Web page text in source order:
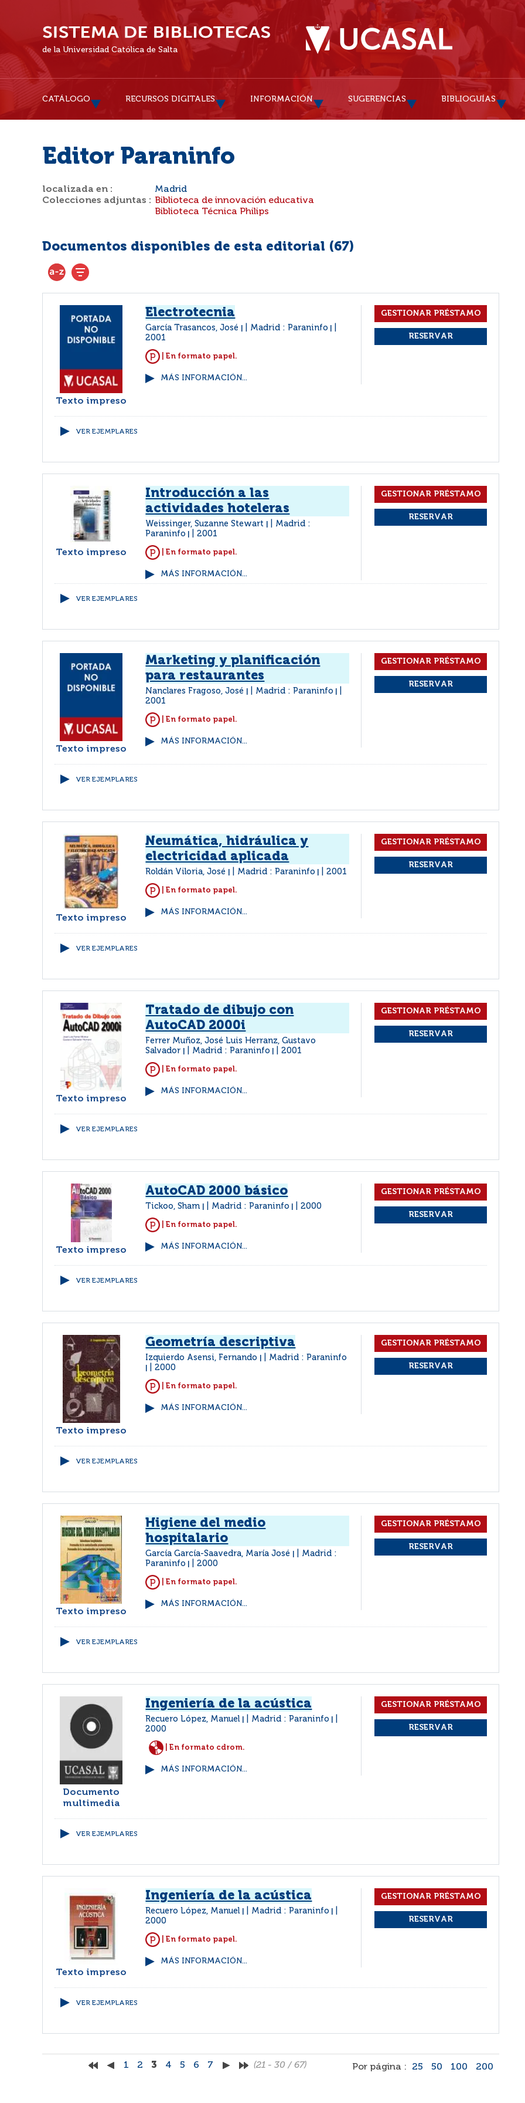
de la Universidad Católica de Salta
CATÁLOGO RECURSOS DIGITALES INFORMACIÓN SUGERENCIAS BIBLIOGUÍAS
Editor Paraninfo
localizada en :
Madrid
Colecciones adjuntas : Biblioteca de innovación educativa
Biblioteca Técnica Philips
Documentos disponibles de esta editorial (67)
Texto impreso
Electrotecnia
García Trasancos, José Madrid : Paraninfo
2001
| En formato papel.
MÁS INFORMACIÓN...
VER EJEMPLARES
Texto impreso
Introducción a las
actividades hoteleras
Weissinger, Suzanne Stewart
Madrid :
Paraninfo
2001
| En formato papel.
MÁS INFORMACIÓN...
VER EJEMPLARES
Texto impreso
Marketing y planificación
para restaurantes
Nanclares Fragoso, José Madrid : Paraninfo
2001
| En formato papel.
MÁS INFORMACIÓN...
VER EJEMPLARES
Texto impreso
Neumática, hidráulica y
electricidad aplicada
Roldán Viloria, José Madrid : Paraninfo 2001
| En formato papel.
MÁS INFORMACIÓN...
VER EJEMPLARES
Texto impreso
Tratado de dibujo con
AutoCAD 2000i
Ferrer Muñoz, José Luis Herranz, Gustavo
Salvador
Madrid : Paraninfo 2001
| En formato papel.
MÁS INFORMACIÓN...
VER EJEMPLARES
Texto impreso
AutoCAD 2000 básico
Tickoo, Sham Madrid : Paraninfo 2000
| En formato papel.
MÁS INFORMACIÓN...
VER EJEMPLARES
Texto impreso
Geometría descriptiva
Izquierdo Asensi, Fernando Madrid : Paraninfo
2000
| En formato papel.
MÁS INFORMACIÓN...
VER EJEMPLARES
Texto impreso
Higiene del medio
hospitalario
García García-Saavedra, María José
Madrid :
Paraninfo
2000
| En formato papel.
MÁS INFORMACIÓN...
VER EJEMPLARES
Documento
multimedia
Ingeniería de la acústica
Recuero López, Manuel Madrid : Paraninfo
2000
| En formato cdrom.
MÁS INFORMACIÓN...
VER EJEMPLARES
Texto impreso
Ingeniería de la acústica
Recuero López, Manuel Madrid : Paraninfo
2000
| En formato papel.
MÁS INFORMACIÓN...
VER EJEMPLARES
1 2 3 4 5 6 7 (21 - 30 / 67) Por página : 25 50 100 200